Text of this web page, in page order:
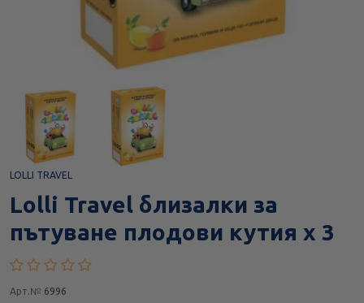
LOLLI TRAVEL
Lolli Travel близалки за
пътуване плодови кутия х 3
Арт.№ 6996